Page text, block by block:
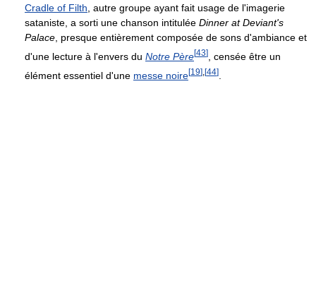
Cradle of Filth , autre groupe ayant fait usage de l'imagerie
sataniste, a sorti une chanson intitulée Dinner at Deviant's
Palace , presque entièrement composée de sons d'ambiance et
d'une lecture à l'envers du Notre Père[43]
, censée être un
élément essentiel d'une messe noire[19] [44]